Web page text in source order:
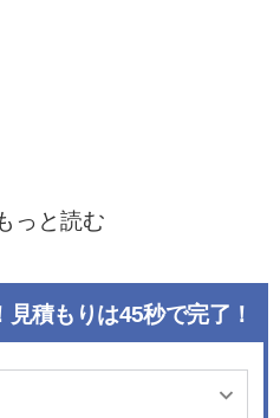
っと読む
見積もりは45秒で完了！